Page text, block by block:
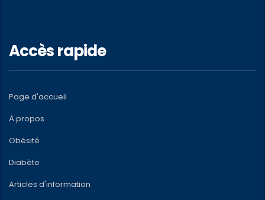
Accès rapide
Page d'accueil
À propos
Obésité
Diabète
Articles d'information